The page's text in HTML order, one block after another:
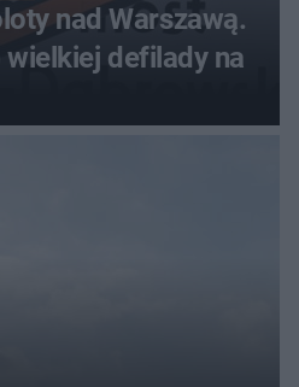
nad Warszawą.
defilady na